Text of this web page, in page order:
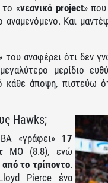
«νεανικό project» που
αναμενόμενο. Και
του αναφέρει ότι δεν
μερίδιο
κάθε άποψη, πιστεύω
Hawks;
«γράφει» 17
ΜΟ (8.8), ενώ
το τρίποντο.
Pierce ένα